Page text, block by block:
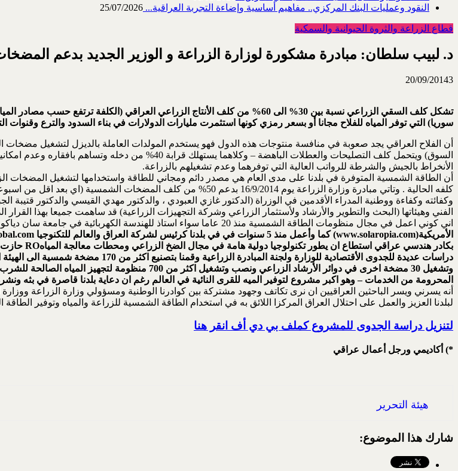
النقود وعمليات البنك المركزي.. مفاهيم أساسية وإضاءة التجربة العراقية... 25/07/2026
قطاع الزراعة والثروة الحيوانية والسمكية
د. لبيب سلطان: مبادرة مشكورة لوزارة الزراعة و الوزير الجديد بدعم
20/09/20143
تشكل كلف السقي الزراعي نسبة بين 30% الى 60% من كلف الأنتاج الزراعي العراقي
سوريا) التي توفر المياه للفلاح مجانا أو بسعر رمزي كونها استثمرت مليارات الدولارات في بناء السدود والترع وقنوات
السوق) ويتحمل كلف التصليحات والعطلات الباهضة – وكلاهما
الأنخراط بالجيش والشرطة للرواتب العالية التي توفرهما وعدم تشغيلهم بالزراعة.
كلفه الحالية . وتاتي مبادرة وزارة الزراعة يوم 16/9/2014 بدعم 50% من كلف
وكفائته وكفاءة ووطنية المدراء الأقدمين في الوزراة (الدكتور غازي العبودي ، والدكتور مهدي القيسي والدكتور
الفني وهيئاتها (البحث والتطوير والأرشاد ولأستثمار الزراعي وشركة التجهيزات الزراعية) قد ساهمت جميعا بهذا
اني كوني اعمل في مجال منظومات الطاقة الشمسية منذ 20 عاما سواء استاذ للهندسة الكهربائية في جامعة سان دياكو –كاليفورنيا أو رئيس لقسم التطوير والتصاميم لشركة
الأمريكية(www.solaropia.com) كما وأعمل منذ 5 سنوات في في بلدنا كرئيس لشركة العراق والعالم للتكنوجيا
بكادر هندسي عراقي استطاع ان يطور تكنولوجيا دولية هامة في مجال الضخ الزراعي ومحطات معالجة المياهRO حازت عام
دراسات عديدة للجدوى الأقتصادية للوزارة
وتشغيل 30 مضخة اخرى في دوائر الأرشاد الزراعي ونصب
المحرومة من الخدمات – وهو اكبر مشروع لتوفير الميه للقرى النائية في العالم رغم ان دعاية بلدنا قاصرة في بثه
أنه يسرني ويسر الباحثين العراقيين ان نرى تكاتف وجهود مشتركة بين كوادرنا الوطنية ومسؤولي وزارة الزراعة ووزارة
لبلدنا العزيز والعمل على احتلال العراق المركزا اللائق به في استخدام الطاقة الشمسية للزراعة والمياه وتوفير
لتنزيل دراسة الجدوى للمشروع كملف بي دي أف انقر هنا
*) أكاديمي ورجل أعمال عراقي
هيئة التحرير
شارك هذا الموضوع: